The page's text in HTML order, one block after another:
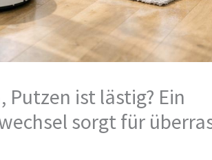
Putzen ist lästig? Ein
sorgt für